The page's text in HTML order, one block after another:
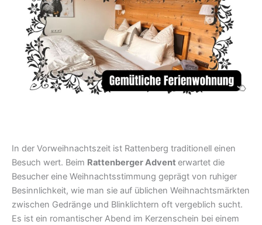
In der Vorweihnachtszeit ist Rattenberg traditionell einen
Besuch wert. Beim Rattenberger Advent erwartet die
Besucher eine Weihnachtsstimmung geprägt von ruhiger
Besinnlichkeit, wie man sie auf üblichen Weihnachtsmärkten
zwischen Gedränge und Blinklichtern oft vergeblich sucht.
Es ist ein romantischer Abend im Kerzenschein bei einem